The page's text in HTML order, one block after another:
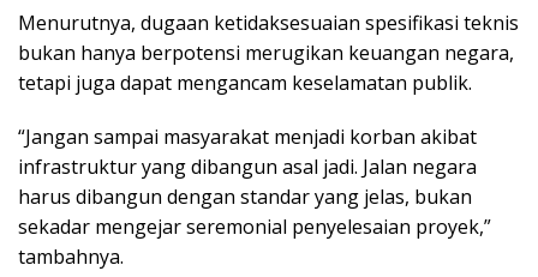
Menurutnya, dugaan ketidaksesuaian spesifikasi teknis
bukan hanya berpotensi merugikan keuangan negara,
tetapi juga dapat mengancam keselamatan publik.
“Jangan sampai masyarakat menjadi korban akibat
infrastruktur yang dibangun asal jadi. Jalan negara
harus dibangun dengan standar yang jelas, bukan
sekadar mengejar seremonial penyelesaian proyek,”
tambahnya.